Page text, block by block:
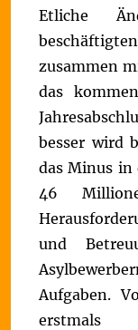
Etliche
zusammen
das
besser wird
das Minus in
46
und
Aufgaben.